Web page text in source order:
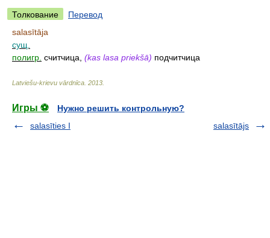
Толкование
Перевод
salasītāja
сущ.
полигр. считчица, (kas lasa priekšā) подчитчица
Latviešu-krievu vārdnīca 2013
Игры ⚽
Нужно решить контрольную?
salasīties I
salasītājs